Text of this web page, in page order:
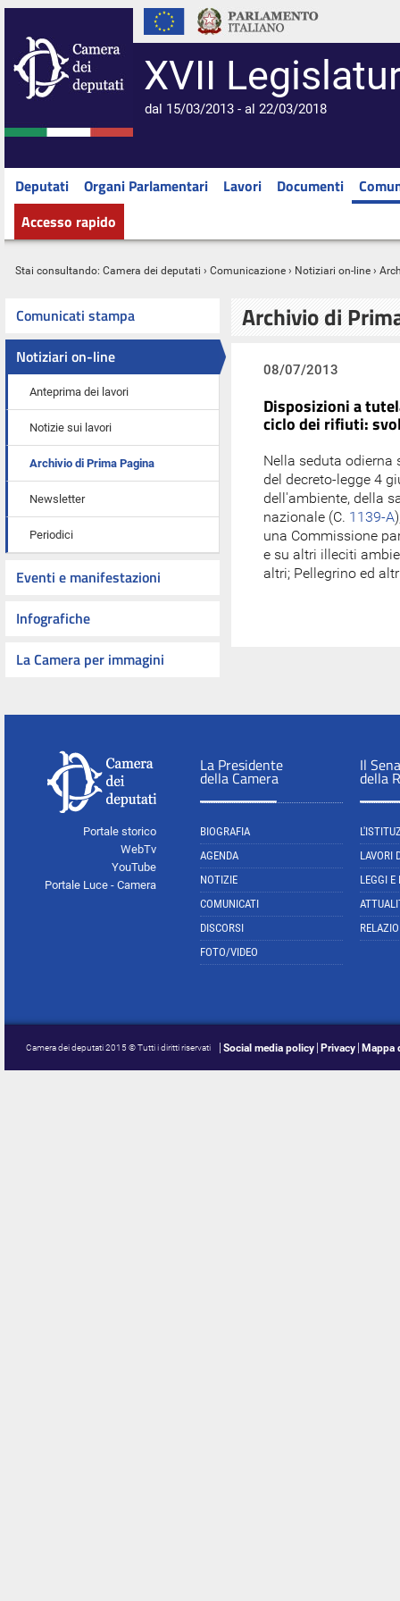
XVII
dal 15/03/2013 - al 22/03/2018
Deputati Organi Parlamentari Lavori Documenti
Accesso rapido
Stai consultando: Camera dei deputati › Comunicazione › Notiziari on-line ›
Comunicati stampa
Notiziari on-line
Anteprima dei lavori
Notizie sui lavori
Archivio di Prima Pagina
Newsletter
Periodici
Eventi e manifestazioni
Infografiche
La Camera per immagini
Archivio di
08/07/2013
Disposizioni a
ciclo dei rifiuti:
Nella seduta odierna
del decreto-legge 4
dell'ambiente, della
nazionale (C. 1139-A
una Commissione
e su altri illeciti
altri; Pellegrino ed
Portale storico
WebTv
YouTube
Portale Luce - Camera
La Presidente
della Camera
BIOGRAFIA
AGENDA
NOTIZIE
COMUNICATI
DISCORSI
FOTO/VIDEO
Il
della
LAVORI
LEGGI E
Camera dei deputati 2015 © Tutti i diritti riservati Social media policy Privacy Mappa